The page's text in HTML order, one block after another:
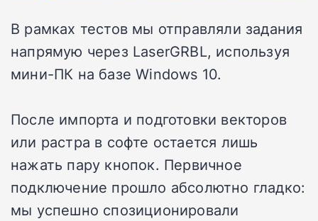
В рамках тестов мы отправляли задания
напрямую через LaserGRBL, используя
мини-ПК на базе Windows 10.
После импорта и подготовки векторов
или растра в софте остается лишь
нажать пару кнопок. Первичное
подключение прошло абсолютно гладко:
мы успешно спозиционировали